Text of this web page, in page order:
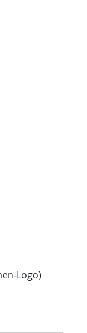
Logo)